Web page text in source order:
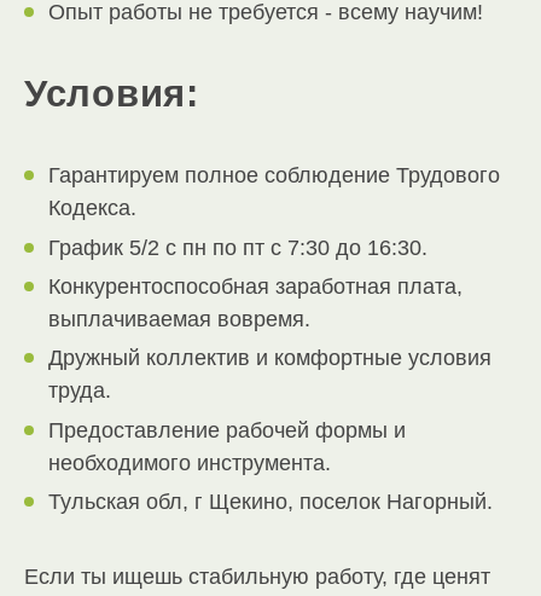
Опыт работы не требуется - всему научим!
Условия:
Гарантируем полное соблюдение Трудового
Кодекса.
График 5/2 с пн по пт с 7:30 до 16:30.
Конкурентоспособная заработная плата,
выплачиваемая вовремя.
Дружный коллектив и комфортные условия
труда.
Предоставление рабочей формы и
необходимого инструмента.
Тульская обл, г Щекино, поселок Нагорный.
Если ты ищешь стабильную работу, где ценят